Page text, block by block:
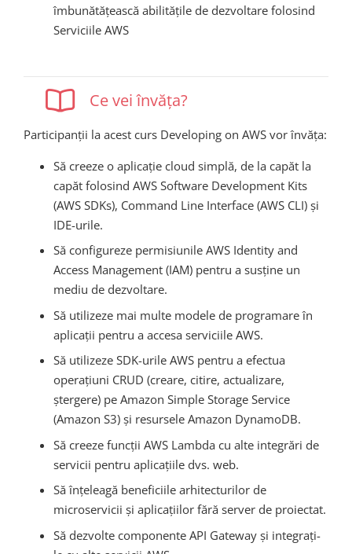
îmbunătățească abilitățile de dezvoltare folosind
Serviciile AWS
Ce vei învăța?
Participanții la acest curs Developing on AWS vor învăța:
Să creeze o aplicație cloud simplă, de la capăt la
capăt folosind AWS Software Development Kits
(AWS SDKs), Command Line Interface (AWS CLI) și
IDE-urile.
Să configureze permisiunile AWS Identity and
Access Management (IAM) pentru a susține un
mediu de dezvoltare.
Să utilizeze mai multe modele de programare în
aplicații pentru a accesa serviciile AWS.
Să utilizeze SDK-urile AWS pentru a efectua
operațiuni CRUD (creare, citire, actualizare,
ștergere) pe Amazon Simple Storage Service
(Amazon S3) și resursele Amazon DynamoDB.
Să creeze funcții AWS Lambda cu alte integrări de
servicii pentru aplicațiile dvs. web.
Să înțeleagă beneficiile arhitecturilor de
microservicii și aplicațiilor fără server de proiectat.
Să dezvolte componente API Gateway și integrați-